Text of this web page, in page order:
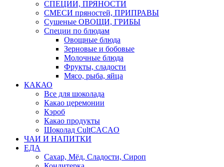
СПЕЦИИ, ПРЯНОСТИ
СМЕСИ пряностей, ПРИПРАВЫ
Сушеные ОВОЩИ, ГРИБЫ
Специи по блюдам
Овощные блюда
Зерновые и бобовые
Молочные блюда
Фрукты, сладости
Мясо, рыба, яйца
КАКАО
Все для шоколада
Какао церемонии
Кэроб
Какао продукты
Шоколад CultCACAO
ЧАИ И НАПИТКИ
ЕДА
Сахар, Мёд, Сладости, Сироп